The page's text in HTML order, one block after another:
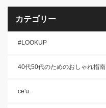
カテゴリー
#LOOKUP
40代50代のためのおしゃれ指南
ce'u.